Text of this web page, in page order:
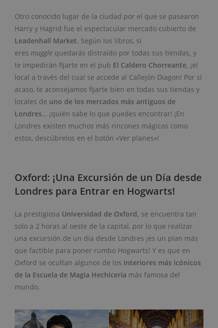
Otro conocido lugar de la ciudad por el que se pasearon
Harry y Hagrid fue el espectacular mercado cubierto de
Leadenhall Market. Según los libros, si
eres muggle quedarás distraído por todas sus tiendas, y
te impedirán fijarte en el pub El Caldero Chorreante, ¡el
local a través del cual se accede al Callejón Diagon! Por si
acaso, te aconsejamos fijarte bien en todas sus tiendas y
locales de uno de los mercados más antiguos de
Londres… ¡quién sabe lo que puedes encontrar! ¡En
Londres existen muchos más rincones mágicos como
estos, descúbrelos en el botón «Ver planes»!
Oxford: ¡Una Excursión de un Día desde
Londres para Entrar en Hogwarts!
La prestigiosa Universidad de Oxford, se encuentra tan
solo a 2 horas al oeste de la capital, por lo que realizar
una excursión de un día desde Londres ¡es un plan más
que factible para poner rumbo Hogwarts! Y es que en
Oxford se ocultan algunos de los interiores más icónicos
de la Escuela de Magia Hechicería más famosa del
mundo.